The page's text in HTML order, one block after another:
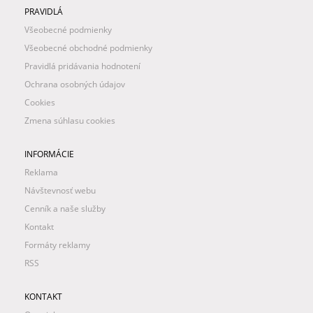
PRAVIDLÁ
Všeobecné podmienky
Všeobecné obchodné podmienky
Pravidlá pridávania hodnotení
Ochrana osobných údajov
Cookies
Zmena súhlasu cookies
INFORMÁCIE
Reklama
Návštevnosť webu
Cenník a naše služby
Kontakt
Formáty reklamy
RSS
KONTAKT